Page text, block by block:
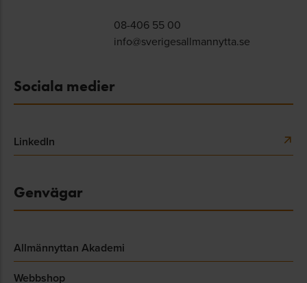
08-406 55 00
info@sverigesallmannytta.se
Sociala medier
LinkedIn
Genvägar
Allmännyttan Akademi
Webbshop